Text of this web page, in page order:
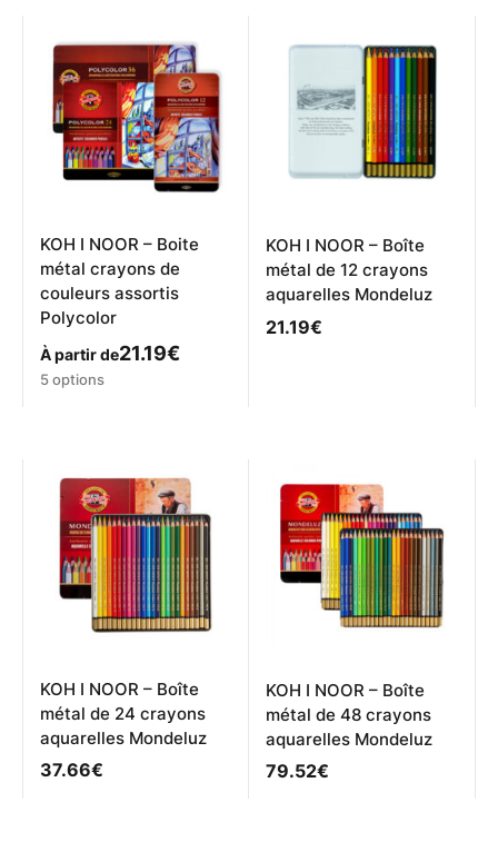
KOH I NOOR – Boite
métal crayons de
couleurs assortis
Polycolor
À partir de21.19€
Ce
Les
options
peuvent
être
choisies
sur
produit
5 options
KOH I NOOR – Boîte
métal de 12 crayons
aquarelles Mondeluz
21.19€
KOH I NOOR – Boîte
métal de 24 crayons
aquarelles Mondeluz
37.66€
KOH I NOOR – Boîte
métal de 48 crayons
aquarelles Mondeluz
79.52€